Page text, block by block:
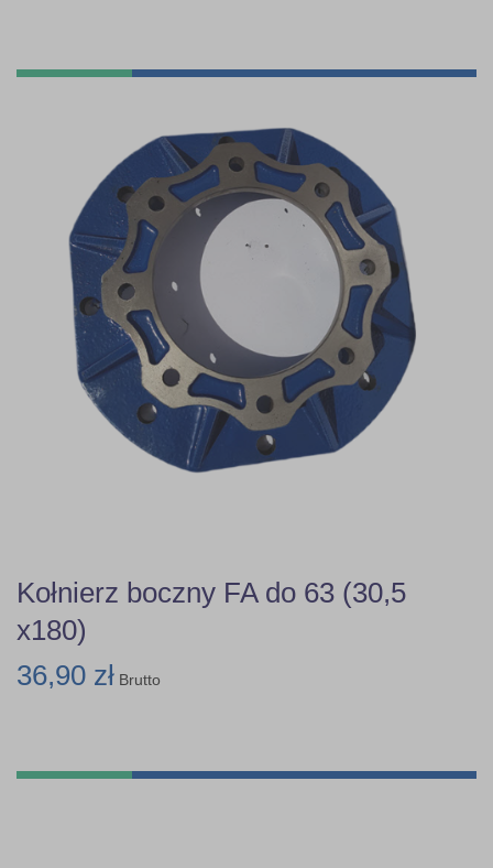
Kołnierz boczny FA do 63 (30,5
x180)
36,90 zł Brutto